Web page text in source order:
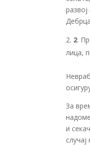
2.
лица,
За
и